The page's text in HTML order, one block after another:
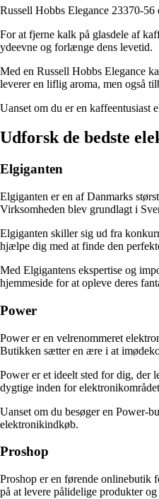
Russell Hobbs Elegance 23370-
For at fjerne kalk på glasdele af
ydeevne og forlænge dens levetid.
Med en Russell Hobbs Elegance
leverer en liflig aroma, men også
Uanset om du er en
Udforsk de bedste
Elgiganten
Elgiganten er en af Danmarks
Virksomheden blev grundlagt i
Elgiganten skiller sig ud fra
hjælpe dig med at finde den
Med Elgigantens ekspertise og
hjemmeside for at opleve deres
Power
Power er en velrenommeret
Butikken sætter en ære i at
Power er et ideelt sted for dig, der
dygtige inden for
Uanset om du besøger en Power-
elektronikindkøb.
Proshop
Proshop er en førende onlinebutik
på at levere pålidelige produkter